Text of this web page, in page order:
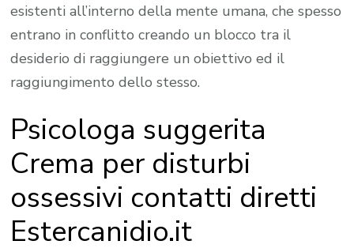
esistenti all’interno della mente umana, che spesso
entrano in conflitto creando un blocco tra il
desiderio di raggiungere un obiettivo ed il
raggiungimento dello stesso.
Psicologa suggerita
Crema per disturbi
ossessivi contatti diretti
Estercanidio.it